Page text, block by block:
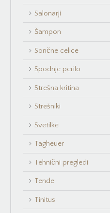
Salonarji
Šampon
Sončne celice
Spodnje perilo
Strešna kritina
Strešniki
Svetilke
Tagheuer
Tehnični pregledi
Tende
Tinitus